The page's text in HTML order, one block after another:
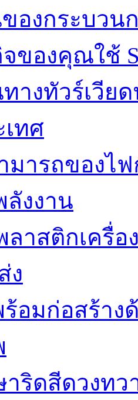
องกระบวน
ของคุณใช้
ทางทัวร์เวี
ทศ
มารถของไ
ลังงาน
ลาสติกเครื่
ง
ร้อมก่อสร้า
าริดสีดวงทว